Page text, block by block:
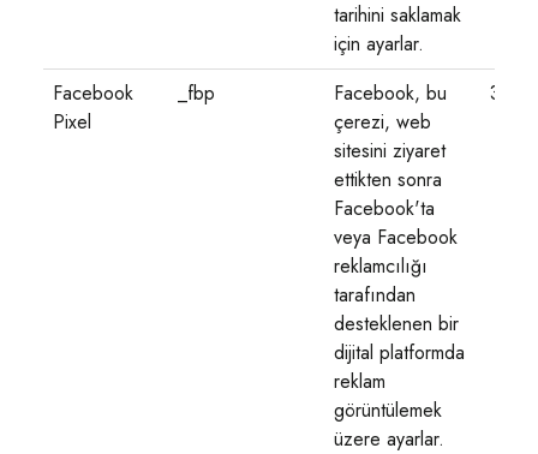
tarihini saklamak
için ayarlar.
Facebook
Pixel
_fbp
Facebook, bu
çerezi, web
sitesini ziyaret
ettikten sonra
Facebook'ta
veya Facebook
reklamcılığı
tarafından
desteklenen bir
dijital platformda
reklam
görüntülemek
üzere ayarlar.
3 ay